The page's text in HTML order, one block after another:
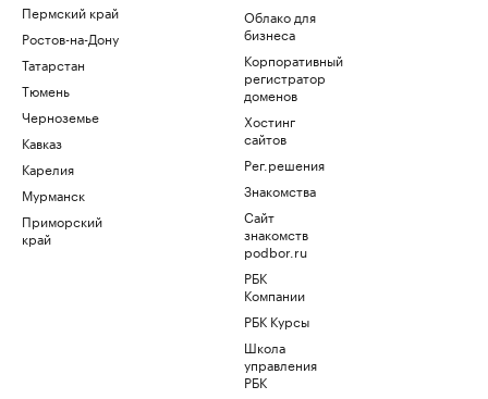
Пермский край
Ростов-на-Дону
Татарстан
Тюмень
Черноземье
Кавказ
Карелия
Мурманск
Приморский
край
Облако для
бизнеса
Корпоративный
регистратор
доменов
Хостинг
сайтов
Рег.решения
Знакомства
Сайт
знакомств
podbor.ru
РБК
Компании
РБК Курсы
Школа
управления
РБК